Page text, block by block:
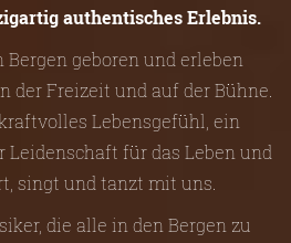
authentisches Erlebnis.
geboren und erleben
der Freizeit und auf der Bühne.
Lebensgefühl, ein
Leidenschaft für das Leben und
singt und tanzt mit uns.
die alle in den Bergen zu